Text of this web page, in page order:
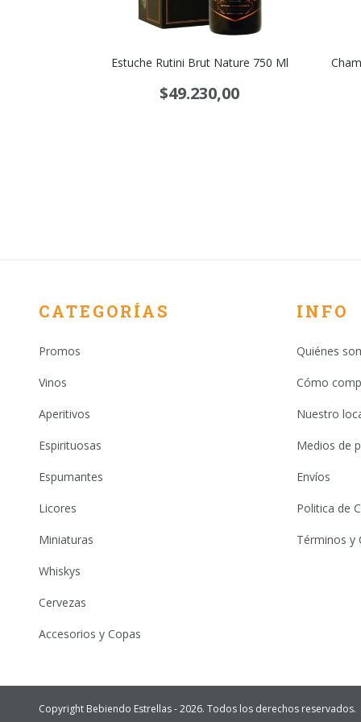
Estuche Rutini Brut Nature 750 Ml
$49.230,00
CATEGORÍAS
Promos
Vinos
Aperitivos
Espirituosas
Espumantes
Licores
Miniaturas
Whiskys
Cervezas
Accesorios y Copas
INFO
Quiénes
Cómo
Nuestro
Medios de
Envíos
Politica de
Términos y
Copyright Bebiendo Estrellas - 2026. Todos los derechos reservados.